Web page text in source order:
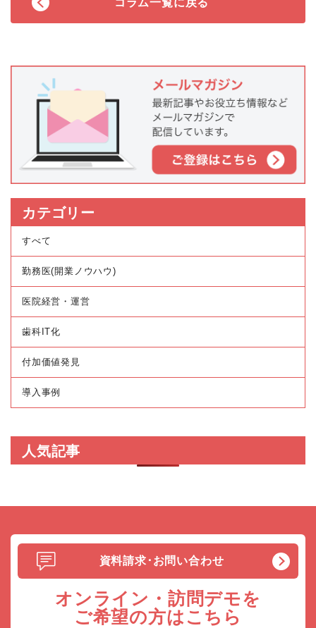
カテゴリー
すべて
勤務医(開業ノウハウ)
医院経営・運営
歯科IT化
付加価値発見
導入事例
人気記事
資料請求･お問い合わせ
オンライン・訪問デモを
ご希望の方はこちら